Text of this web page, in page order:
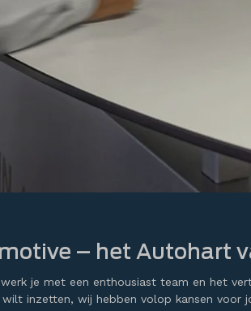
– het Autohart
je met een enthousiast team en het
inzetten, wij hebben volop kansen